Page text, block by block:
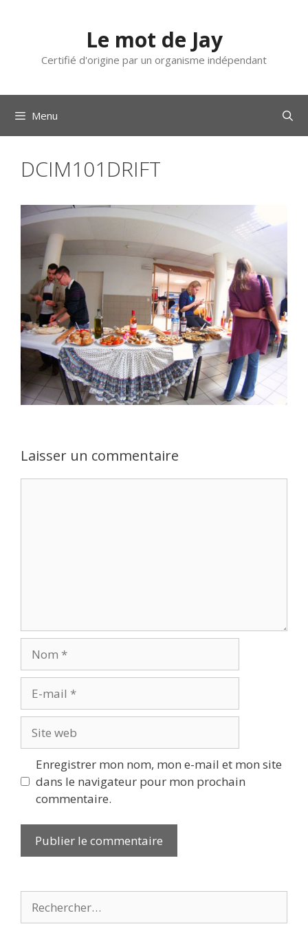
Le mot de Jay
Certifié d'origine par un organisme indépendant
Menu
DCIM101DRIFT
Laisser un commentaire
mail
web
Enregistrer mon nom, mon e-mail et mon site
dans le navigateur pour mon prochain
commentaire.